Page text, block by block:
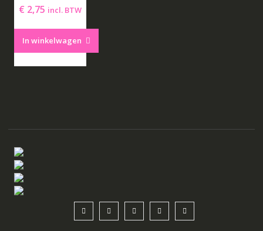
€ 2,75 incl. BTW
In winkelwagen